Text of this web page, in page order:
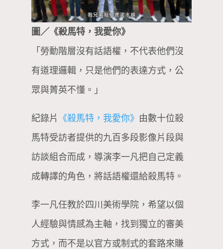
圖／《殺馬特，我愛你》
「勞動階層沒有話語權，不代表他們沒
有道理邏輯，只是他們的表達方式，公
眾與菁英不懂。」
紀錄片 《殺馬特，我愛你》 由數十位殺
馬特受訪者提供的九百多段影像片段與
訪談組合而成，導演李一凡把自己定義
成轉譯的角色，將話語權還給殺馬特。
李一凡任教於四川美術學院，希望以個
人經驗與情感為主軸，找到獨立的審美
方式，而不是以官方或制式的套路來賺